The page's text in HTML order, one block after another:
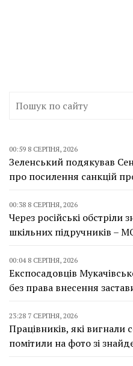
00:59 8 СЕРПНЯ, 2026
Зеленський подякував
про посилення санкцій
00:38 8 СЕРПНЯ, 2026
Через російські
шкільних підручників –
00:04 8 СЕРПНЯ, 2026
Експосадовців
без права внесення
23:28 7 СЕРПНЯ, 2026
Працівників, які вигнали
помітили на фото зі